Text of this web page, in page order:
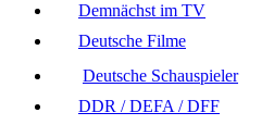
Demnächst im TV
Deutsche Filme
Deutsche Schauspieler
DDR / DEFA / DFF